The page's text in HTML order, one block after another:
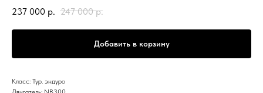
237 000 р. 247 000 р.
Добавить в корзину
Класс: Тур. эндуро